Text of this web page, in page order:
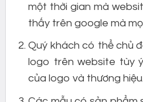
một thời gian mà
thấy trên google mà
Quý khách có thể chủ
logo trên website tùy
của logo và thương hiệu.